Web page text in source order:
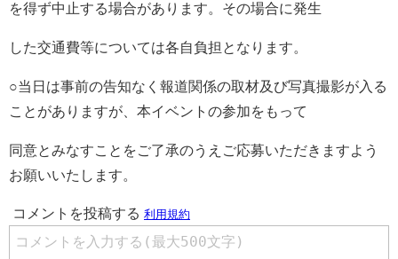
を得ず中止する場合があります。その場合に発生
した交通費等については各自負担となります。
○当日は事前の告知なく報道関係の取材及び写真撮影が入る
ことがありますが、本イベントの参加をもって
同意とみなすことをご了承のうえご応募いただきますよう
お願いいたします。